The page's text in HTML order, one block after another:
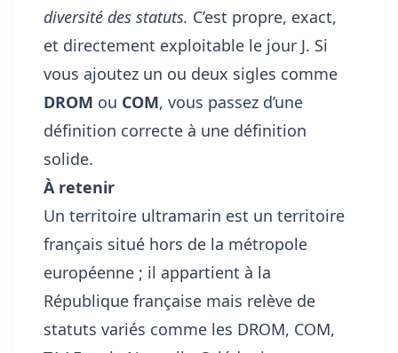
diversité des statuts. C’est propre, exact,
et directement exploitable le jour J. Si
vous ajoutez un ou deux sigles comme
DROM ou COM, vous passez d’une
définition correcte à une définition
solide.
À retenir
Un territoire ultramarin est un territoire
français situé hors de la métropole
européenne ; il appartient à la
République française mais relève de
statuts variés comme les DROM, COM,